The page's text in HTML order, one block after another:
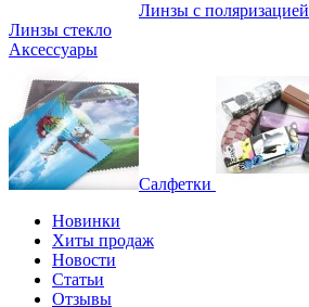
Линзы с поляризацией
Линзы стекло
Аксессуары
Салфетки
Новинки
Хиты продаж
Новости
Статьи
Отзывы